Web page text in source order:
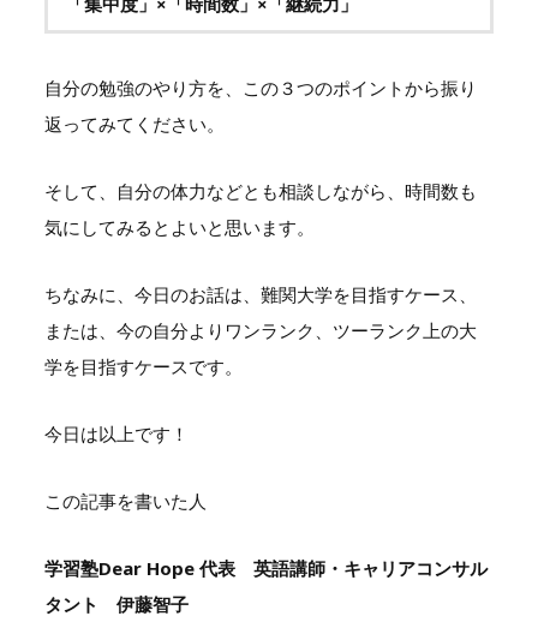
自分の勉強のやり方を、この３つのポイントから振り
返ってみてください。
そして、自分の体力などとも相談しながら、時間数も
気にしてみるとよいと思います。
ちなみに、今日のお話は、難関大学を目指すケース、
または、今の自分よりワンランク、ツーランク上の大
学を目指すケースです。
今日は以上です！
この記事を書いた人
学習塾Dear Hope 代表 英語講師・キャリアコンサル
タント 伊藤智子